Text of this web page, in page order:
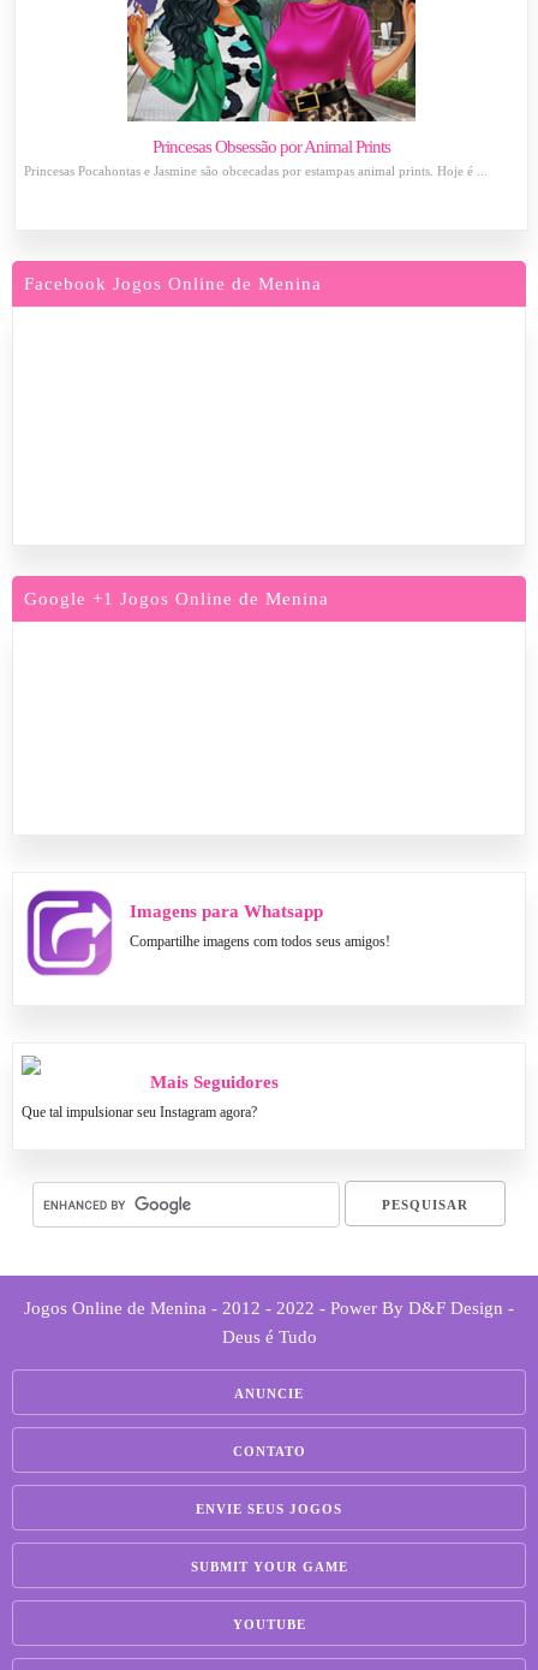
Princesas Obsessão por Animal Prints
Princesas Pocahontas e Jasmine são obcecadas por estampas animal prints. Hoje é ...
Facebook Jogos Online de Menina
Google +1 Jogos Online de Menina
Imagens para Whatsapp
Compartilhe imagens com todos seus amigos!
Mais Seguidores
Que tal impulsionar seu Instagram agora?
Jogos Online de Menina - 2012 - 2022 - Power By D&F Design -
Deus é Tudo
ANUNCIE
CONTATO
ENVIE SEUS JOGOS
SUBMIT YOUR GAME
YOUTUBE